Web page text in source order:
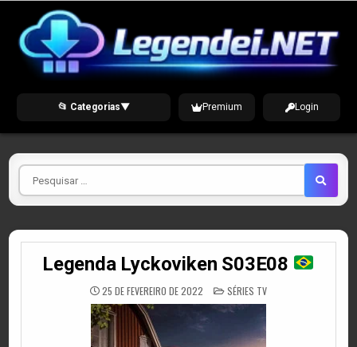
content
📂 Categorias▼ Premium Login
Pesquisar
por
Legenda Lyckoviken S03E08
25 DE FEVEREIRO DE 2022 POSTED
IN
SÉRIES TV